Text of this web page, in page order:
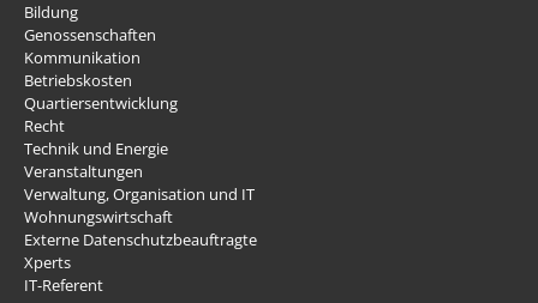
Bildung
Genossenschaften
Kommunikation
Betriebskosten
Quartiersentwicklung
Recht
Technik und Energie
Veranstaltungen
Verwaltung, Organisation und IT
Wohnungswirtschaft
Externe Datenschutzbeauftragte
Xperts
IT-Referent